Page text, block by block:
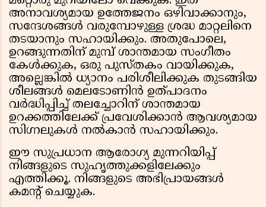
അനാവശ്യമായ ഉത്തേജനം ഒഴിവാക്കാനും,
സന്ദേശങ്ങൾ വരുമ്പോഴുള്ള ശ്രദ്ധ മാറ്റലിനെ
തടയാനും സഹായിക്കും. അതുപോലെ,
ഉറങ്ങുന്നതിന് മുമ്പ് ശാന്തമായ സംഗീതം
കേൾക്കുക, ഒരു പുസ്തകം വായിക്കുക,
അല്ലെങ്കിൽ ധ്യാനം പരിശീലിക്കുക തുടങ്ങിയ
ശീലങ്ങൾ മെലടോണിൻ ഉത്പാദനം
വർദ്ധിപ്പിച്ച് തലച്ചോറിന് ശാന്തമായ
ഉറക്കത്തിലേക്ക് പ്രവേശിക്കാൻ ആവശ്യമായ
സിഗ്നലുകൾ നൽകാൻ സഹായിക്കും.
ഈ സുപ്രധാന ആരോഗ്യ മുന്നറിയിപ്പ്
നിങ്ങളുടെ സുഹൃത്തുക്കളിലേക്കും
എത്തിക്കൂ. നിങ്ങളുടെ അഭിപ്രായങ്ങൾ
കമൻ്റ് ചെയ്യുക.